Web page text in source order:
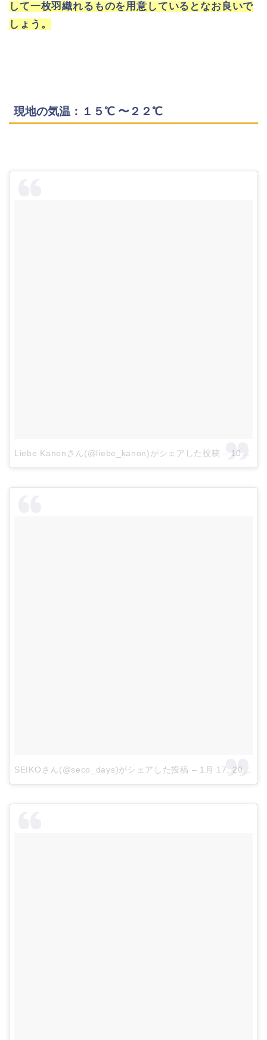
して一枚羽織れるものを用意しているとなお良いで
しょう。
現地の気温：１５℃ 〜２２℃
Liebe Kanonさん(@liebe_kanon)がシェアした投稿 – 10月 23, 2017 at 4:48午後 PDT
SEIKOさん(@seco_days)がシェアした投稿 – 1月 17, 2018 at 12:44午前 PST